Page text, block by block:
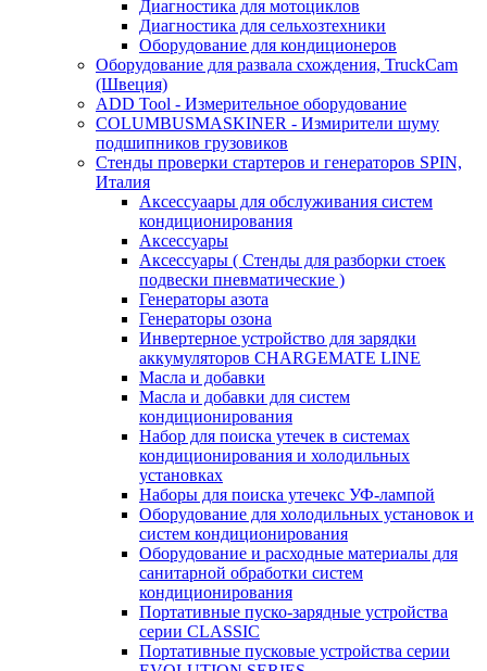
Диагностика для мотоциклов
Диагностика для сельхозтехники
Оборудование для кондиционеров
Оборудование для развала схождения, TruckCam
(Швеция)
ADD Tool - Измерительное оборудование
COLUMBUSMASKINER - Измирители шуму
подшипников грузовиков
Стенды проверки стартеров и генераторов SPIN,
Италия
Аксессуаары для обслуживания систем
кондиционирования
Аксессуары
Аксессуары ( Стенды для разборки стоек
подвески пневматические )
Генераторы азота
Генераторы озона
Инвертерное устройство для зарядки
аккумуляторов CHARGEMATE LINE
Масла и добавки
Масла и добавки для систем
кондиционирования
Набор для поиска утечек в системах
кондиционирования и холодильных
установках
Наборы для поиска утечекс УФ-лампой
Оборудование для холодильных установок и
систем кондиционирования
Оборудование и расходные материалы для
санитарной обработки систем
кондиционирования
Портативные пуско-зарядные устройства
серии CLASSIC
Портативные пусковые устройства серии